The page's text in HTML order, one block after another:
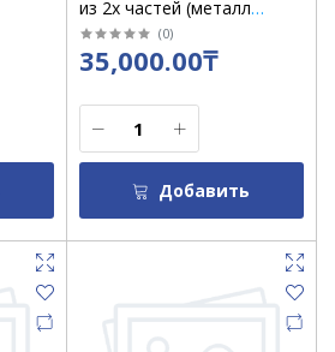
из 2х частей (металл
плотный) (0)
35,000.00₸
Добавить